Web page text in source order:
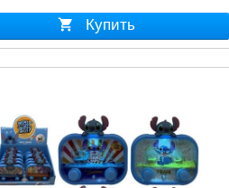
Купить